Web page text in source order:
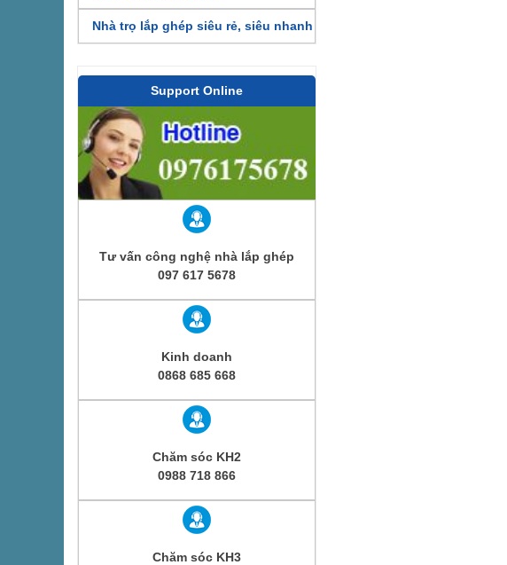
Nhà trọ lắp ghép siêu rẻ, siêu nhanh
Support Online
Tư vấn công nghệ nhà lắp ghép
097 617 5678
Kinh doanh
0868 685 668
Chăm sóc KH2
0988 718 866
Chăm sóc KH3